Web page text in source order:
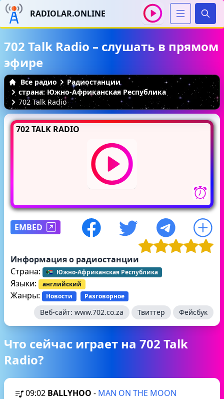
RADIOLAR.ONLINE
702 Talk Radio – слушать в прямом
эфире
Все радио
Радиостанции
страна: Южно-Африканская Республика
702 Talk Radio
702 TALK RADIO
EMBED
Информация о радиостанции
Страна:
Южно-Африканская Республика
Языки: английский
Жанры: Новости Разговорное
Веб-сайт: www.702.co.za Твиттер Фейсбук
Что сейчас играет на 702 Talk
Radio?
09:02 BALLYHOO - MAN ON THE MOON